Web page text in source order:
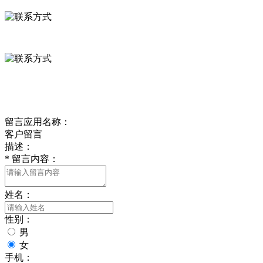
留言应用名称：
客户留言
描述：
* 留言内容：
姓名：
性别：
男
女
手机：